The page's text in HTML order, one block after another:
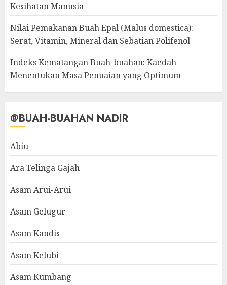
Kesihatan Manusia
Nilai Pemakanan Buah Epal (Malus domestica):
Serat, Vitamin, Mineral dan Sebatian Polifenol
Indeks Kematangan Buah-buahan: Kaedah
Menentukan Masa Penuaian yang Optimum
@BUAH-BUAHAN NADIR
Abiu
Ara Telinga Gajah
Asam Arui-Arui
Asam Gelugur
Asam Kandis
Asam Kelubi
Asam Kumbang